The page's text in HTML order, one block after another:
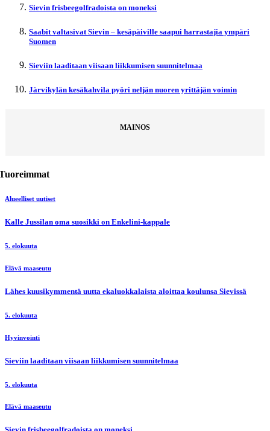
Sievin frisbeegolfradoista on moneksi
Saabit valtasivat Sievin – kesäpäiville saapui harrastajia ympäri
Suomen
Sieviin laaditaan viisaan liikkumisen suunnitelmaa
Järvikylän kesäkahvila pyöri neljän nuoren yrittäjän voimin
MAINOS
Alueelliset uutiset
Kalle Jussilan oma suosikki on Enkelini-kappale
5. elokuuta
Elävä maaseutu
Lähes kuusikymmentä uutta ekaluokkalaista aloittaa koulunsa Sievissä
5. elokuuta
Hyvinvointi
Sieviin laaditaan viisaan liikkumisen suunnitelmaa
5. elokuuta
Elävä maaseutu